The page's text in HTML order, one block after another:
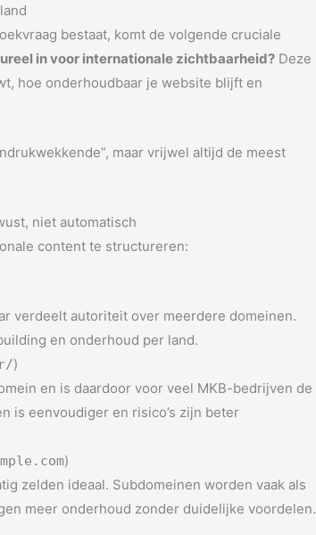
bestaat, komt de volgende cruciale
in voor internationale zichtbaarheid? Deze
hoe onderhoudbaar je website blijft en
maar vrijwel altijd de meest
niet automatisch
content te structureren:
verdeelt autoriteit over meerdere domeinen.
en onderhoud per land.
)
en is daardoor voor veel MKB-bedrijven de
is eenvoudiger en risico’s zijn beter
)
zelden ideaal. Subdomeinen worden vaak als
meer onderhoud zonder duidelijke voordelen.